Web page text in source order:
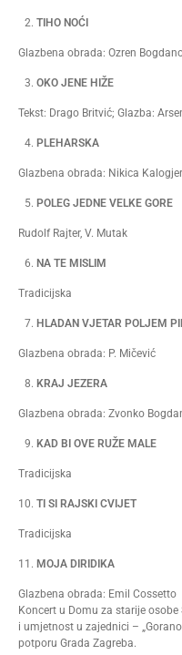
TIHO NOĆI
Glazbena obrada: Ozren
OKO JENE HIŽE
Tekst: Drago Britvić; Glazba:
PLEHARSKA
Glazbena obrada: Nikica
POLEG JEDNE VELKE GORE
Rudolf Rajter, V. Mutak
NA TE MISLIM
Tradicijska
HLADAN VJETAR POLJEM
Glazbena obrada: P. Mičević
KRAJ JEZERA
Glazbena obrada: Zvonko
KAD BI OVE RUŽE MALE
Tradicijska
TI SI RAJSKI CVIJET
Tradicijska
MOJA DIRIDIKA
Glazbena obrada: Emil Cossetto
Koncert u Domu za starije
i umjetnost u zajednici –
potporu Grada Zagreba.